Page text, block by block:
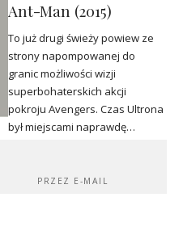
Ant-Man (2015)
To już drugi świeży powiew ze
strony napompowanej do
granic możliwości wizji
superbohaterskich akcji
pokroju Avengers. Czas Ultrona
był miejscami naprawdę…
PRZEZ E-MAIL